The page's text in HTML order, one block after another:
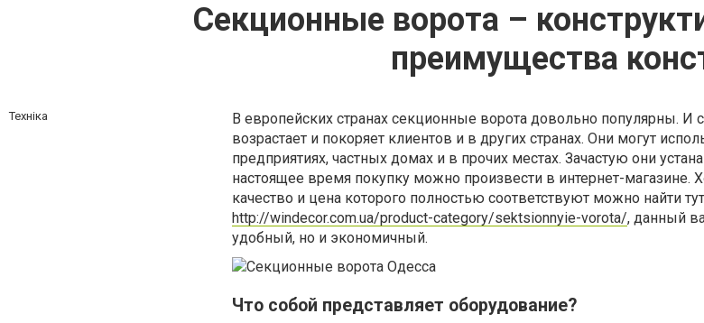
Секционные ворота –
преимущества
Техніка
В европейских странах секционные ворота довольно популярны.
возрастает и покоряет клиентов и в других странах. Они могут
предприятиях, частных домах и в прочих местах. Зачастую они
настоящее время покупку можно произвести в интернет-магазине.
качество и цена которого полностью соответствуют можно найти тут
http://windecor.com.ua/product-category/sektsionnyie-vorota/, данный
удобный, но и экономичный.
Что собой представляет оборудование?